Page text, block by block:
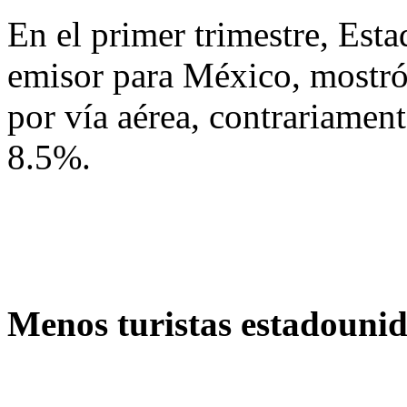
En el primer trimestre,
emisor para México,
por vía aérea,
8.5%.
Menos turistas